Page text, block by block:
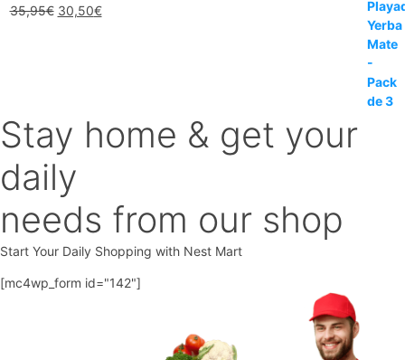
35,95€ El
30,50€El
Stay home & get your
daily
needs from our shop
Start Your Daily Shopping with Nest Mart
[mc4wp_form id="142"]